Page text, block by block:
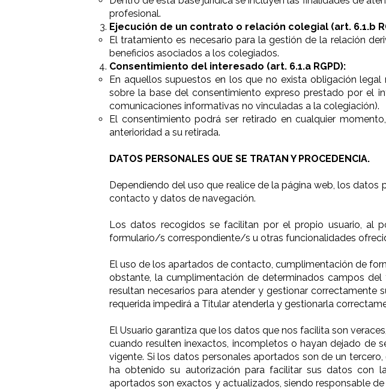
profesional.
Ejecución de un contrato o relación colegial (art. 6.1.b
El tratamiento es necesario para la gestión de la relación
beneficios asociados a los colegiados.
Consentimiento del interesado (art. 6.1.a RGPD):
En aquellos supuestos en los que no exista obligación
sobre la base del consentimiento expreso prestado por el
comunicaciones informativas no vinculadas a la colegiación).
El consentimiento podrá ser retirado en cualquier
anterioridad a su retirada.
DATOS PERSONALES QUE SE TRATAN Y PROCEDENCIA.
Dependiendo del uso que realice de la página web, los
contacto y datos de navegación.
Los datos recogidos se facilitan por el propio usuario, al
formulario/s correspondiente/s u otras funcionalidades
El uso de los apartados de contacto, cumplimentación de
obstante, la cumplimentación de determinados campos
resultan necesarios para atender y gestionar
requerida impedirá a Titular atenderla y gestionarla
El Usuario garantiza que los datos que nos facilita son
cuando resulten inexactos, incompletos o hayan dejado de
vigente. Si los datos personales aportados son de un
ha obtenido su autorización para facilitar sus datos con
aportados son exactos y actualizados, siendo responsable